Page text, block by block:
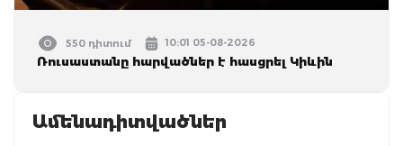
550 դիտում 10:01 05-08-2026
Ռուսաստանը հարվածներ է հասցրել Կիևին
Ամենադիտվածներ